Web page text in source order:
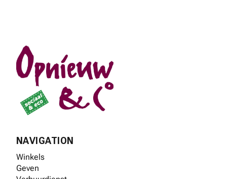
Footer
NAVIGATION
Winkels
Geven